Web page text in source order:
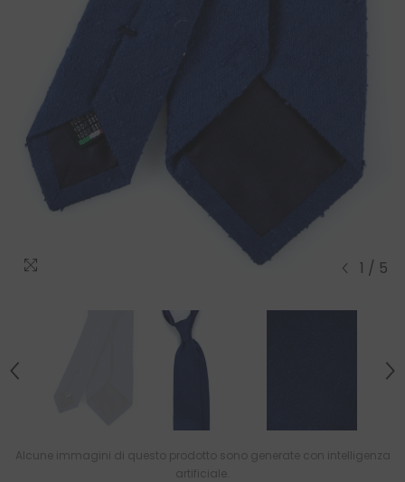
1 / 5
Alcune immagini di questo prodotto sono generate con intelligenza
artificiale.